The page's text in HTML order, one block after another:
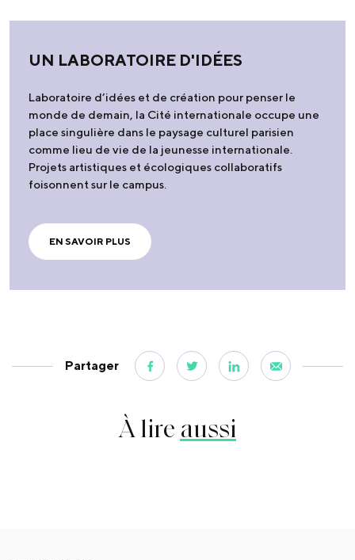
UN LABORATOIRE D'IDÉES
Laboratoire d’idées et de création pour penser le
monde de demain, la Cité internationale occupe une
place singulière dans le paysage culturel parisien
comme lieu de vie de la jeunesse internationale.
Projets artistiques et écologiques collaboratifs
foisonnent sur le campus.
EN SAVOIR PLUS
Partager
À lire aussi